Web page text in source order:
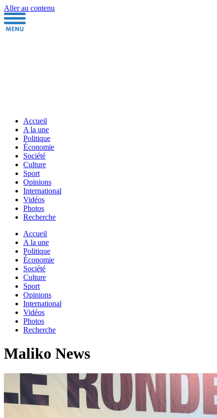
Aller au contenu
Accueil
A la une
Politique
Économie
Société
Culture
Sport
Opinions
International
Vidéos
Photos
Recherche
Accueil
A la une
Politique
Économie
Société
Culture
Sport
Opinions
International
Vidéos
Photos
Recherche
Maliko News